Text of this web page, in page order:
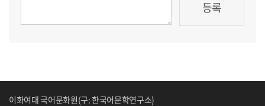
이화여대 국어문화원(구: 한국어문학연구소)